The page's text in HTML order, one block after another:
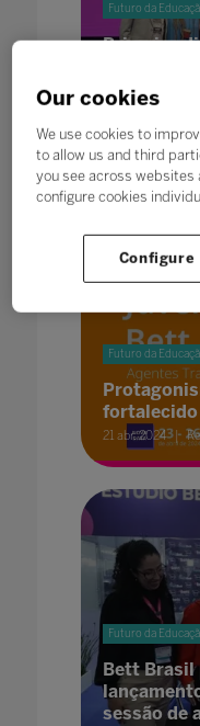
Futuro da
Primeiro
artificial,
educação
23 abr. 2024
Futuro da
21 abr. 2024
Futuro da
Bett Brasil
sessão de
Our cookies
We use cookies to
to allow us and third
you see across websites
configure cookies
Configure